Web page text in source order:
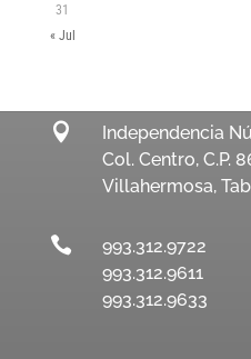
31
« Jul

Independencia
Col. Centro, C.P.
Villahermosa,

993.312.9722
993.312.9611
993.312.9633